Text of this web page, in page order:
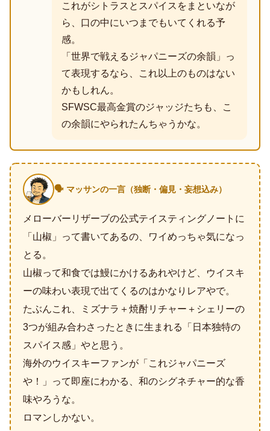
これがシトラスとスパイスをまといなが
ら、口の中にいつまでもいてくれる予
感。
「世界で戦えるジャパニーズの余韻」っ
て表現するなら、これ以上のものはない
かもしれん。
SFWSC最高金賞のジャッジたちも、こ
の余韻にやられたんちゃうかな。
🗣️ マッサンの一言（独断・偏見・妄想込み）
メローバーリザーブの公式テイスティングノートに
「山椒」って書いてあるの、ワイめっちゃ気になっ
とる。
山椒って和食では鰻にかけるあれやけど、ウイスキ
ーの味わい表現で出てくるのはかなりレアやで。
たぶんこれ、ミズナラ＋焼酎リチャー＋シェリーの
3つが組み合わさったときに生まれる「日本独特の
スパイス感」やと思う。
海外のウイスキーファンが「これジャパニーズ
や！」って即座にわかる、和のシグネチャー的な香
味やろうな。
ロマンしかない。